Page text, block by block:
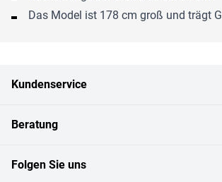
Das Model ist 178 cm groß und trägt
Kundenservice
Beratung
Folgen Sie uns